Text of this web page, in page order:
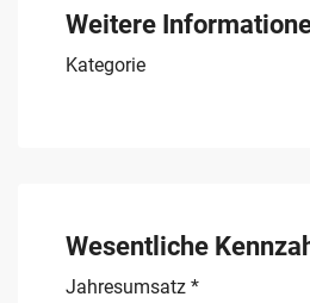
einer erfolgreichen
Weitere
Kategorie
Wesentliche
Jahresumsatz *